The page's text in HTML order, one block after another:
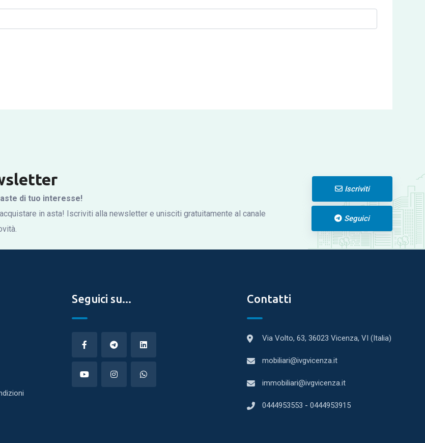
di tuo interesse!
in asta! Iscriviti alla newsletter e unisciti gratuitamente al canale
Iscriviti
Seguici
Seguici su... Contatti
Via Volto, 63, 36023 Vicenza, VI (Italia)
mobiliari@ivgvicenza.it
immobiliari@ivgvicenza.it
0444953553 - 0444953915